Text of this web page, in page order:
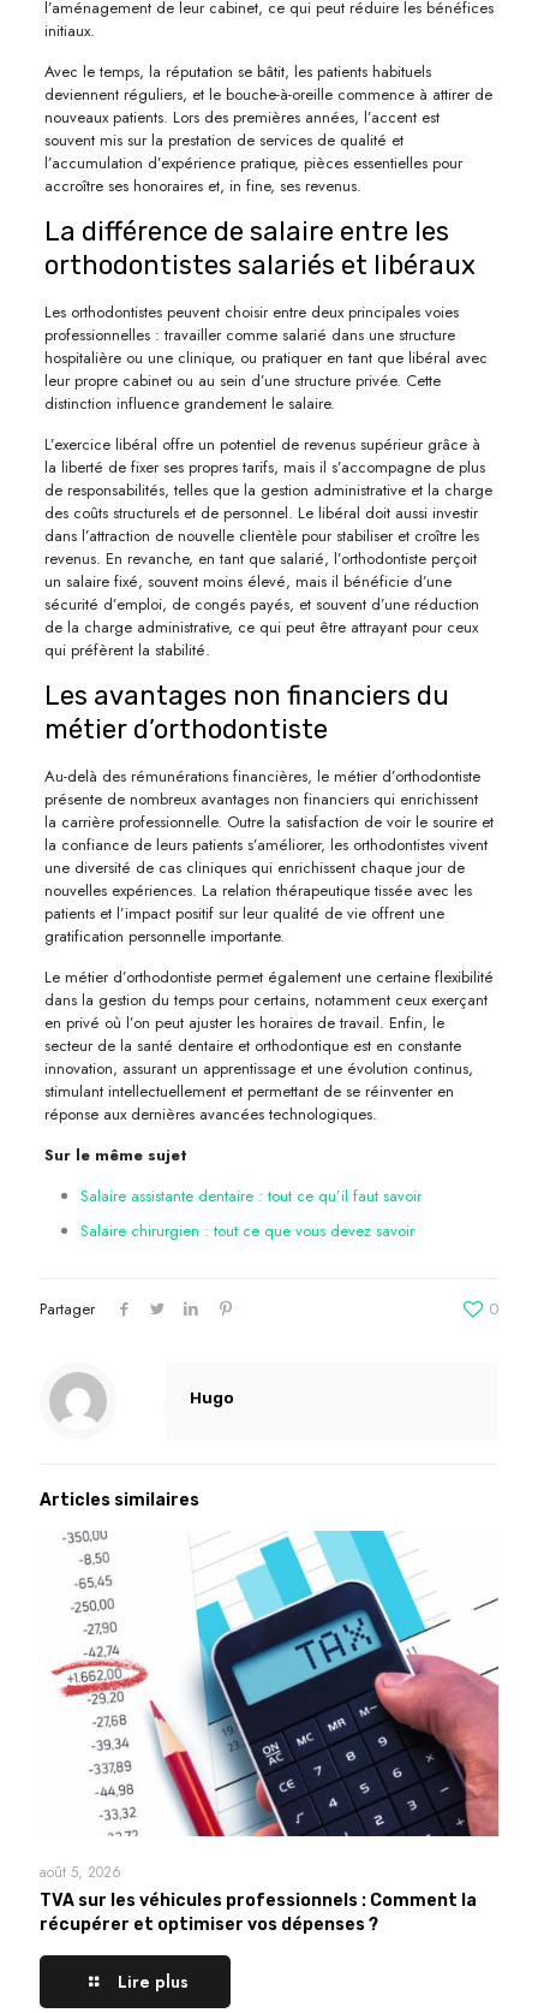
l’aménagement de leur cabinet, ce qui peut réduire les bénéfices
initiaux.
Avec le temps, la réputation se bâtit, les patients habituels
deviennent réguliers, et le bouche-à-oreille commence à attirer de
nouveaux patients. Lors des premières années, l’accent est
souvent mis sur la prestation de services de qualité et
l’accumulation d’expérience pratique, pièces essentielles pour
accroître ses honoraires et, in fine, ses revenus.
La différence de salaire entre les
orthodontistes salariés et libéraux
Les orthodontistes peuvent choisir entre deux principales voies
professionnelles : travailler comme salarié dans une structure
hospitalière ou une clinique, ou pratiquer en tant que libéral avec
leur propre cabinet ou au sein d’une structure privée. Cette
distinction influence grandement le salaire.
L’exercice libéral offre un potentiel de revenus supérieur grâce à
la liberté de fixer ses propres tarifs, mais il s’accompagne de plus
de responsabilités, telles que la gestion administrative et la charge
des coûts structurels et de personnel. Le libéral doit aussi investir
dans l’attraction de nouvelle clientèle pour stabiliser et croître les
revenus. En revanche, en tant que salarié, l’orthodontiste perçoit
un salaire fixé, souvent moins élevé, mais il bénéficie d’une
sécurité d’emploi, de congés payés, et souvent d’une réduction
de la charge administrative, ce qui peut être attrayant pour ceux
qui préfèrent la stabilité.
Les avantages non financiers du
métier d’orthodontiste
Au-delà des rémunérations financières, le métier d’orthodontiste
présente de nombreux avantages non financiers qui enrichissent
la carrière professionnelle. Outre la satisfaction de voir le sourire et
la confiance de leurs patients s’améliorer, les orthodontistes vivent
une diversité de cas cliniques qui enrichissent chaque jour de
nouvelles expériences. La relation thérapeutique tissée avec les
patients et l’impact positif sur leur qualité de vie offrent une
gratification personnelle importante.
Le métier d’orthodontiste permet également une certaine flexibilité
dans la gestion du temps pour certains, notamment ceux exerçant
en privé où l’on peut ajuster les horaires de travail. Enfin, le
secteur de la santé dentaire et orthodontique est en constante
innovation, assurant un apprentissage et une évolution continus,
stimulant intellectuellement et permettant de se réinventer en
réponse aux dernières avancées technologiques.
Sur le même sujet
Salaire assistante dentaire : tout ce qu’il faut savoir
Salaire chirurgien : tout ce que vous devez savoir
Partager 0
Hugo
Articles similaires
août 5, 2026
TVA sur les véhicules professionnels : Comment la
récupérer et optimiser vos dépenses ?
Lire plus